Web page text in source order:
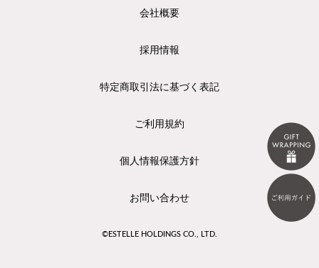
会社概要
採用情報
特定商取引法に基づく表記
ご利用規約
個人情報保護方針
お問い合わせ
©ESTELLE HOLDINGS CO., LTD.